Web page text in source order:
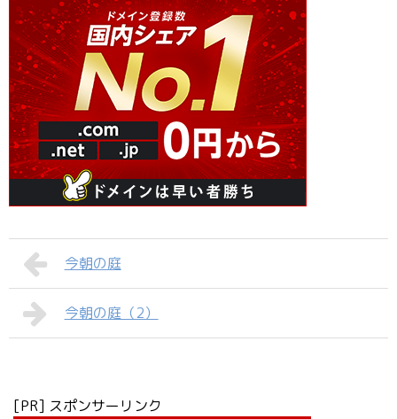
今朝の庭
今朝の庭（2）
[PR] スポンサーリンク